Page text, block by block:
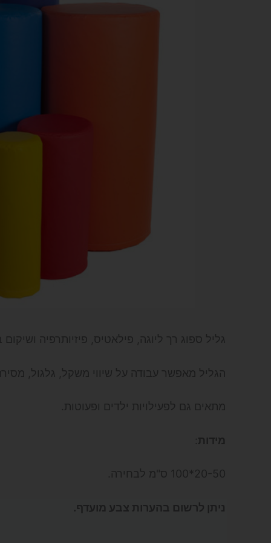
גליל ספוג רך ליוגה, פילאטיס, פיזיותרפיה
הגליל מאפשר עבודה על שיווי משקל, גלגול,
מתאים גם לפעילויות ילדים ופעוטות.
מידות:
20-50*100 ס"מ לבחירה.
ניתן לרשום בהערות צבע מועדף.